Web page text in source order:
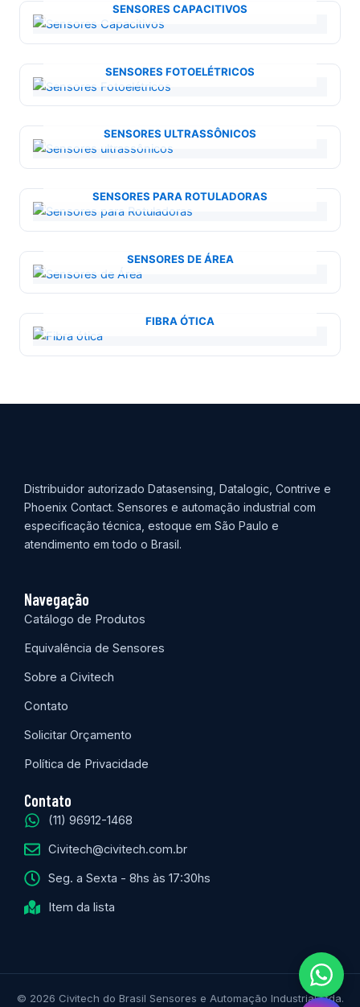
SENSORES CAPACITIVOS
SENSORES FOTOELÉTRICOS
SENSORES ULTRASSÔNICOS
SENSORES PARA ROTULADORAS
SENSORES DE ÁREA
FIBRA ÓTICA
Distribuidor autorizado Datasensing, Datalogic, Contrive e
Phoenix Contact. Sensores e automação industrial com
especificação técnica, estoque em São Paulo e
atendimento em todo o Brasil.
Navegação
Catálogo de Produtos
Equivalência de Sensores
Sobre a Civitech
Contato
Solicitar Orçamento
Política de Privacidade
Contato
(11) 96912-1468
Civitech@civitech.com.br
Seg. a Sexta - 8hs às 17:30hs
Item da lista
© 2026 Civitech do Brasil Sensores e Automação Industrial Ltda.